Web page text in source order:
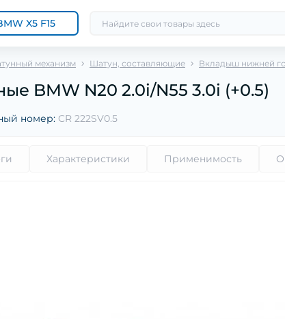
X5 F15
механизм Шатун, составляющие Вкладыш нижней
BMW N20 2.0i/N55 3.0i (+0.5)
номер: CR 222SV0.5
Характеристики Применимость